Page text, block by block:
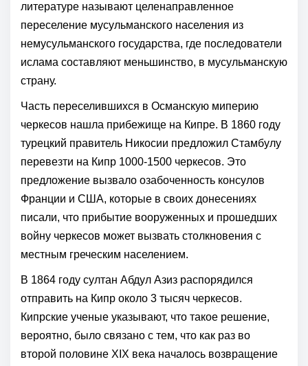
литературе называют целенаправленное
переселение мусульманского населения из
немусульманского государства, где последователи
ислама составляют меньшинство, в мусульманскую
страну.
Часть переселившихся в Османскую миперию
черкесов нашла прибежище на Кипре. В 1860 году
турецкий правитель Никосии предложил Стамбулу
перевезти на Кипр 1000-1500 черкесов. Это
предложение вызвало озабоченность консулов
Франции и США, которые в своих донесениях
писали, что прибытие вооруженных и прошедших
войну черкесов может вызвать столкновения с
местным греческим населением.
В 1864 году султан Абдул Азиз распорядился
отправить на Кипр около 3 тысяч черкесов.
Кипрские ученые указывают, что такое решение,
вероятно, было связано с тем, что как раз во
второй половине ХIX века началось возвращение